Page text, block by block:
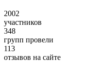
2002
участников
348
групп провели
113
отзывов на сайте